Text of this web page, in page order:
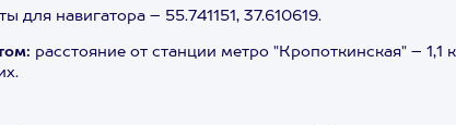
для навигатора – 55.741151, 37.610619.
расстояние от станции метро "Кропоткинская" –